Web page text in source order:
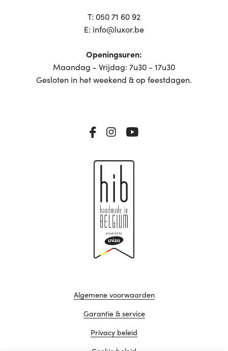
T: 050 71 60 92
E: info@luxor.be
Openingsuren:
Maandag - Vrijdag: 7u30 - 17u30
Gesloten in het weekend & op feestdagen.
Algemene voorwaarden
Garantie & service
Privacy beleid